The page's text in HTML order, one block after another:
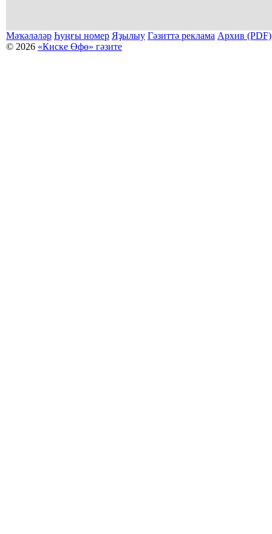
Мәҡәләләр Һуңғы номер Яҙылыу Гәзиттә реклама Архив (PDF)
© 2026 «Киске Өфө» гәзите